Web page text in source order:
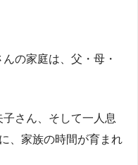
の家庭は、父・母・
さん、そして一人息
、家族の時間が育まれ